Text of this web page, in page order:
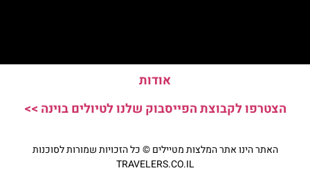
אודות
הצטרפו לקבוצת הפייסבוק שלנו לטיולים בוינה >>
האתר הינו אתר המלצות מטיילים © כל הזכויות שמורות לסוכנות
TRAVELERS.CO.IL